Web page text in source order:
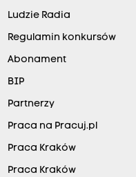
Ludzie Radia
Regulamin konkursów
Abonament
BIP
Partnerzy
Praca na Pracuj.pl
Praca Kraków
Praca Kraków